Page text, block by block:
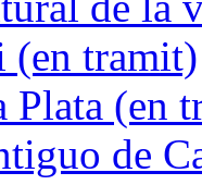
(en tramit)
Plata (en
de